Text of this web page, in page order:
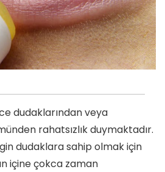
dudaklarından veya
rahatsızlık duymaktadır.
dudaklara sahip olmak için
içine çokca zaman